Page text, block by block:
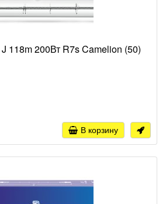
118m 200Вт R7s Camelion (50)
В корзину